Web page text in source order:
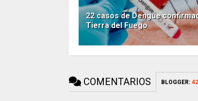
22 casos de Dengue
Tierra del Fuego
COMENTARIOS BLOGGER: 42